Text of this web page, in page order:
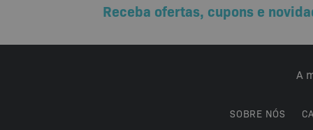
Receba ofertas, cupons e
A
SOBRE NÓS